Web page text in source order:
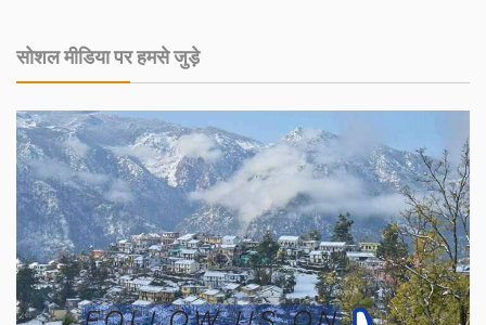
सोशल मीडिया पर हमसे जुड़े